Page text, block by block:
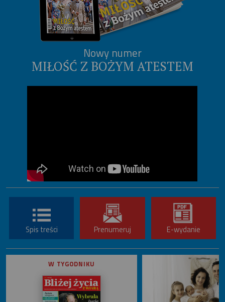
Nowy numer
MIŁOŚĆ Z BOŻYM ATESTEM
Spis treści Prenumeruj E-wydanie
W TYGODNIKU